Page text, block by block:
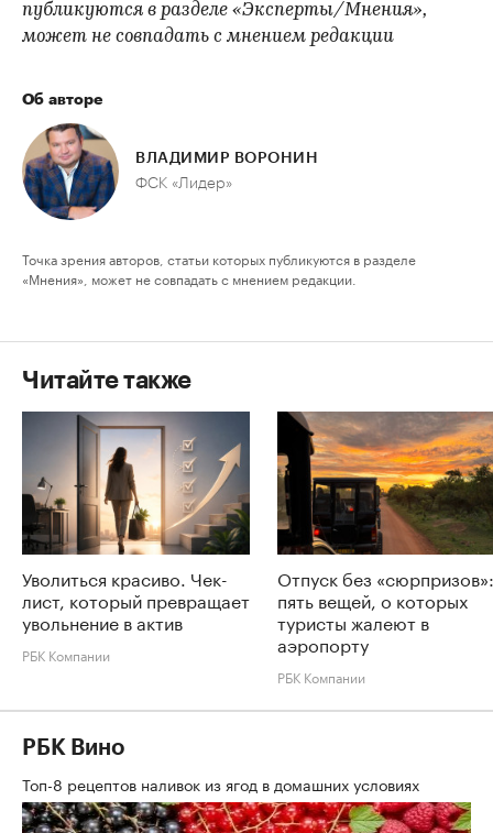
публикуются в разделе «Эксперты/Мнения»,
может не совпадать с мнением редакции
Об авторе
ВЛАДИМИР ВОРОНИН
ФСК «Лидер»
Точка зрения авторов, статьи которых публикуются в разделе
«Мнения», может не совпадать с мнением редакции.
Читайте также
Уволиться красиво. Чек-
лист, который превращает
увольнение в актив
РБК Компании
Отпуск без «сюрпризов»:
пять вещей, о которых
туристы жалеют в
аэропорту
РБК Компании
РБК Вино
Топ-8 рецептов наливок из ягод в домашних условиях